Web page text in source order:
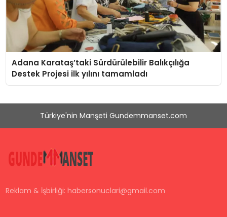
Adana Karataş’taki Sürdürülebilir Balıkçılığa
Destek Projesi ilk yılını tamamladı
Türkiye'nin Manşeti Gundemmanset.com
Reklam & İşbirliği:habersonuclari@gmail.com